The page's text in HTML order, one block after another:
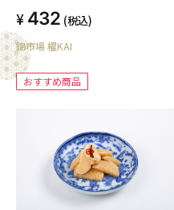
432 (税込)
錦市場 櫂KAI
おすすめ商品